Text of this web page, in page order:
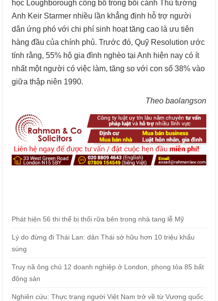
học Loughborough công bố trong bối cảnh Thủ tướng
Anh Keir Starmer nhiều lần khẳng định hỗ trợ người
dân ứng phó với chi phí sinh hoạt tăng cao là ưu tiên
hàng đầu của chính phủ. Trước đó, Quỹ Resolution ước
tính rằng, 55% hộ gia đình nghèo tại Anh hiện nay có ít
nhất một người có việc làm, tăng so với con số 38% vào
giữa thập niên 1990.
Theo baolangson
Phát hiện 56 thi thể bị thối rữa bên trong nhà tang lễ Mỹ
Lý do đừng đi Thái Lan: dân Thái sở hữu hơn 10 triệu khẩu
súng
Truy nã ông chủ 12 doanh nghiệp ở London, phong tỏa 85 bất
động sản
Nghiên cứu: Thực trạng người Việt Nam trở về từ Vương quốc